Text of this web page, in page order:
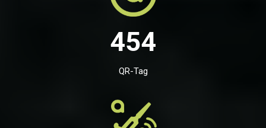
454
QR-Tag